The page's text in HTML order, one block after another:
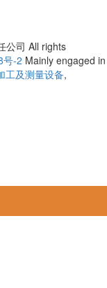
公司 All rights
号-2 Mainly engaged in
工及测量设备,